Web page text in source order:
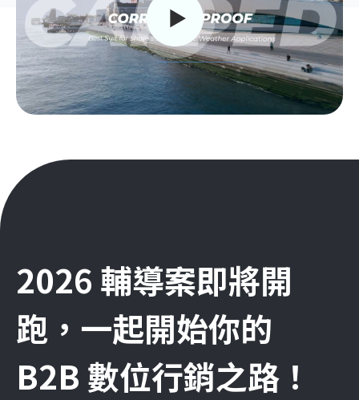
2026 輔導案即將開
跑，一起開始你的
B2B 數位行銷之路！